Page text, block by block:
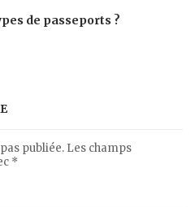
de passeports ?
publiée. Les champs
*